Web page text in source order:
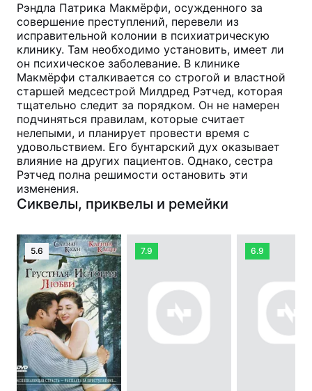
Рэндла Патрика Макмёрфи, осужденного за
совершение преступлений, перевели из
исправительной колонии в психиатрическую
клинику. Там необходимо установить, имеет ли
он психическое заболевание. В клинике
Макмёрфи сталкивается со строгой и властной
старшей медсестрой Милдред Рэтчед, которая
тщательно следит за порядком. Он не намерен
подчиняться правилам, которые считает
нелепыми, и планирует провести время с
удовольствием. Его бунтарский дух оказывает
влияние на других пациентов. Однако, сестра
Рэтчед полна решимости остановить эти
изменения.
Сиквелы, приквелы и ремейки
5.6 7.9 6.9